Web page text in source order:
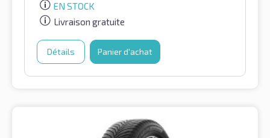
EN STOCK
Livraison gratuite
Détails Panier d'achat